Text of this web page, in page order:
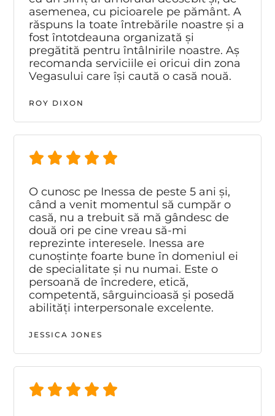
asemenea, cu picioarele pe pământ. A
răspuns la toate întrebările noastre și a
fost întotdeauna organizată și
pregătită pentru întâlnirile noastre. Aș
recomanda serviciile ei oricui din zona
Vegasului care își caută o casă nouă.
ROY DIXON
O cunosc pe Inessa de peste 5 ani și,
când a venit momentul să cumpăr o
casă, nu a trebuit să mă gândesc de
două ori pe cine vreau să-mi
reprezinte interesele. Inessa are
cunoștințe foarte bune în domeniul ei
de specialitate și nu numai. Este o
persoană de încredere, etică,
competentă, sârguincioasă și posedă
abilități interpersonale excelente.
JESSICA JONES